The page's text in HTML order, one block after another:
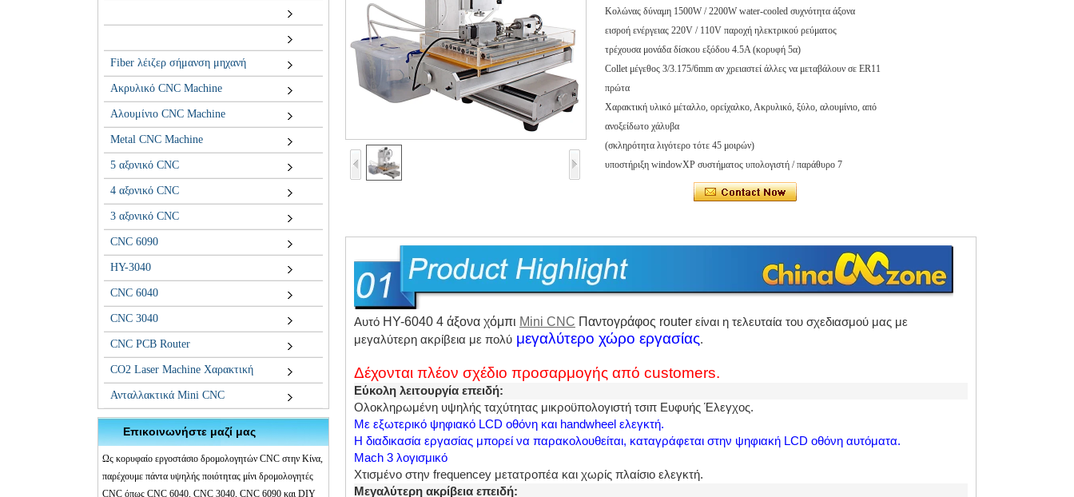
Fiber λέιζερ σήμανση μηχανή
Ακρυλικό CNC Machine
Αλουμίνιο CNC Machine
Metal CNC Machine
5 αξονικό CNC
4 αξονικό CNC
3 αξονικό CNC
CNC 6090
HY-3040
CNC 6040
CNC 3040
CNC PCB Router
CO2 Laser Machine Χαρακτική
Ανταλλακτικά Mini CNC
Επικοινωνήστε μαζί μας
Ως κορυφαίο εργοστάσιο δρομολογητών CNC στην Κίνα,
παρέχουμε πάντα υψηλής ποιότητας μίνι δρομολογητές
CNC όπως CNC 6040, CNC 3040, CNC 6090 και DIY
Κολώνας δύναμη 1500W / 2200W water-cooled συχνότητα άξονα
εισροή ενέργειας 220V / 110V παροχή ηλεκτρικού ρεύματος
τρέχουσα μονάδα δίσκου εξόδου 4.5A (κορυφή 5α)
Collet μέγεθος 3/3.175/6mm αν χρειαστεί άλλες να μεταβάλουν σε ER11
πρώτα
Χαρακτική υλικό μέταλλο, ορείχαλκο, Ακρυλικό, ξύλο, αλουμίνιο, από
ανοξείδωτο χάλυβα
(σκληρότητα λιγότερο τότε 45 μοιρών)
υποστήριξη windowXP συστήματος υπολογιστή / παράθυρο 7
Αυτό HY-6040 4 άξονα χόμπι Mini CNC Παντογράφος router είναι η τελευταία του σχεδιασμού μας με
μεγαλύτερη ακρίβεια με πολύ μεγαλύτερο χώρο εργασίας.
Δέχονται πλέον σχέδιο προσαρμογής από customers.
Εύκολη λειτουργία επειδή:
Ολοκληρωμένη υψηλής ταχύτητας μικροϋπολογιστή τσιπ Ευφυής Έλεγχος.
Με εξωτερικό ψηφιακό LCD οθόνη και handwheel ελεγκτή.
Η διαδικασία εργασίας μπορεί να παρακολουθείται, καταγράφεται στην ψηφιακή LCD οθόνη αυτόματα.
Mach 3 λογισμικό
Χτισμένο στην frequencey μετατροπέα και χωρίς πλαίσιο ελεγκτή.
Μεγαλύτερη ακρίβεια επειδή: